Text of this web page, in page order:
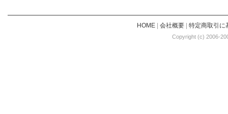
HOME| 会社概要| 特定商取引に
Copyright (c) 2006-